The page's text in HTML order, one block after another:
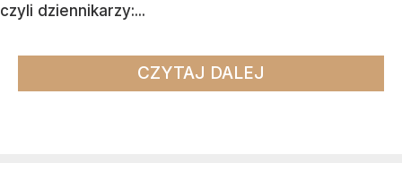
czyli dziennikarzy:...
CZYTAJ DALEJ